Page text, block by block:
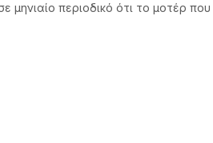
περιοδικό ότι το μοτέρ